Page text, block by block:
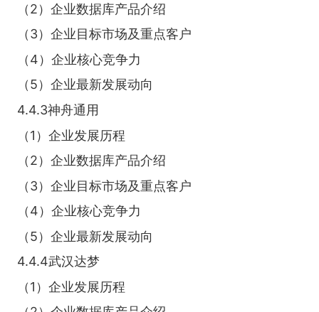
（2）企业数据库产品介绍
（3）企业目标市场及重点客户
（4）企业核心竞争力
（5）企业最新发展动向
4.4.3神舟通用
（1）企业发展历程
（2）企业数据库产品介绍
（3）企业目标市场及重点客户
（4）企业核心竞争力
（5）企业最新发展动向
4.4.4武汉达梦
（1）企业发展历程